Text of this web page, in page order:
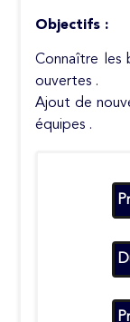
Objectifs :
Connaître les
ouvertes .
Ajout de
équipes .